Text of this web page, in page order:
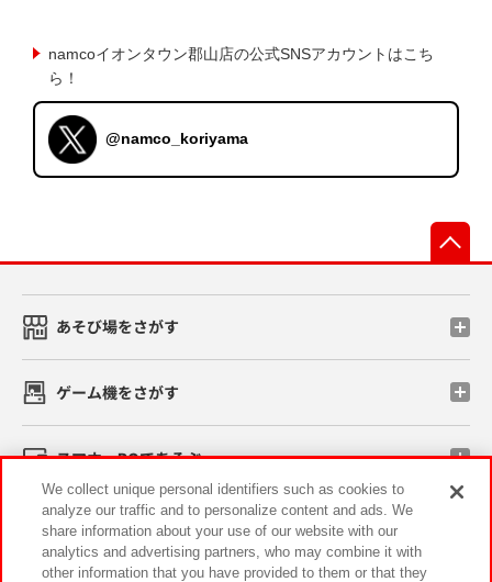
namcoイオンタウン郡山店の公式SNSアカウントはこち
ら！
@namco_koriyama
あそび場をさがす
ゲーム機をさがす
スマホ・PCであそぶ
イベント・キャンペーン
We collect unique personal identifiers such as cookies to
analyze our traffic and to personalize content and ads. We
share information about your use of our website with our
analytics and advertising partners, who may combine it with
other information that you have provided to them or that they